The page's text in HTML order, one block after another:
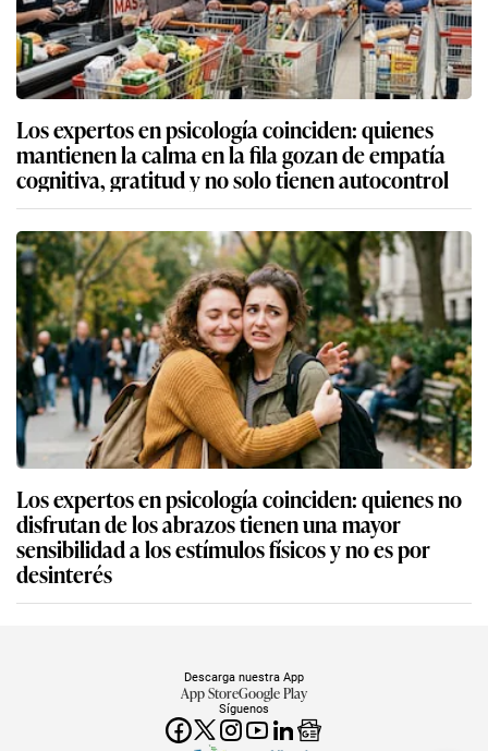
Los expertos en psicología coinciden: quienes
mantienen la calma en la fila gozan de empatía
cognitiva, gratitud y no solo tienen autocontrol
Los expertos en psicología coinciden: quienes no
disfrutan de los abrazos tienen una mayor
sensibilidad a los estímulos físicos y no es por
desinterés
Síguenos
Descarga nuestra App
App StoreGoogle Play